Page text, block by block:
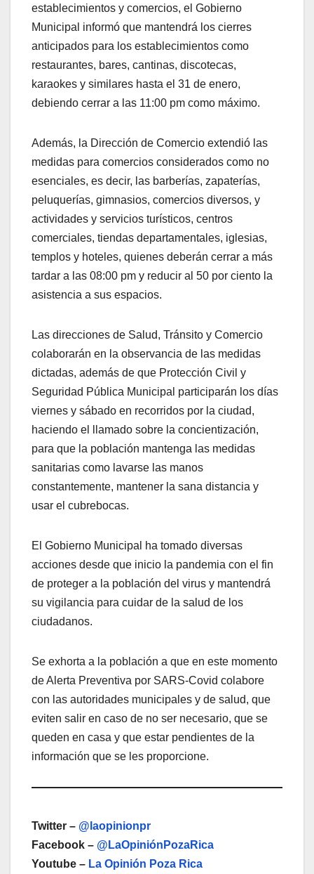
establecimientos y comercios, el Gobierno
Municipal informó que mantendrá los cierres
anticipados para los establecimientos como
restaurantes, bares, cantinas, discotecas,
karaokes y similares hasta el 31 de enero,
debiendo cerrar a las 11:00 pm como máximo.
Además, la Dirección de Comercio extendió las
medidas para comercios considerados como no
esenciales, es decir, las barberías, zapaterías,
peluquerías, gimnasios, comercios diversos, y
actividades y servicios turísticos, centros
comerciales, tiendas departamentales, iglesias,
templos y hoteles, quienes deberán cerrar a más
tardar a las 08:00 pm y reducir al 50 por ciento la
asistencia a sus espacios.
Las direcciones de Salud, Tránsito y Comercio
colaborarán en la observancia de las medidas
dictadas, además de que Protección Civil y
Seguridad Pública Municipal participarán los días
viernes y sábado en recorridos por la ciudad,
haciendo el llamado sobre la concientización,
para que la población mantenga las medidas
sanitarias como lavarse las manos
constantemente, mantener la sana distancia y
usar el cubrebocas.
El Gobierno Municipal ha tomado diversas
acciones desde que inicio la pandemia con el fin
de proteger a la población del virus y mantendrá
su vigilancia para cuidar de la salud de los
ciudadanos.
Se exhorta a la población a que en este momento
de Alerta Preventiva por SARS-Covid colabore
con las autoridades municipales y de salud, que
eviten salir en caso de no ser necesario, que se
queden en casa y que estar pendientes de la
información que se les proporcione.
Twitter – @laopinionpr
Facebook – @LaOpiniónPozaRica
Youtube – La Opinión Poza Rica